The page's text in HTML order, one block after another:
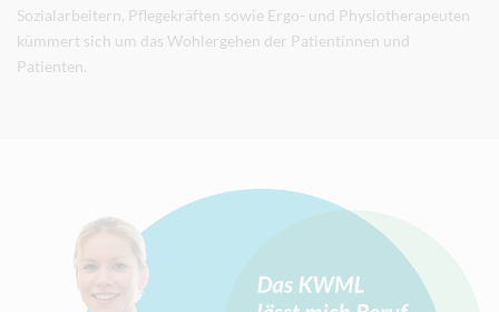
Sozialarbeitern, Pflegekräften sowie Ergo- und Physiotherapeuten
kümmert sich um das Wohlergehen der Patientinnen und
Patienten.